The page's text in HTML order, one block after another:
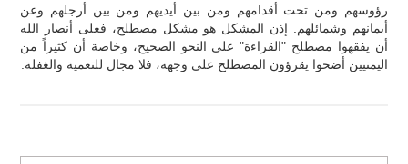
رؤوسهم ومن تحت أقدامهم ومن بين أيديهم ومن بين أرجلهم وعن
أيمانهم وشمائلهم. إذن المشكل هو مشكل مصطلح، فعلى أنصار الله
أن يفقهوا مصطلح "القراءة" على النحو الصحيح، وخاصة أن كثيراً من
اليمنيين أضحوا يقرؤون المصطلح على وجهه، فلا مجال للتعمية والغفلة.